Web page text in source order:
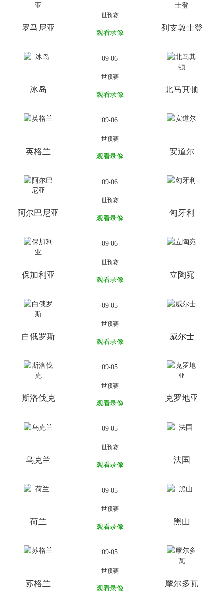
罗马尼亚
世预赛
观看录像
列支敦士登
冰岛
09-06
世预赛
观看录像
北马其顿
英格兰
09-06
世预赛
观看录像
安道尔
阿尔巴尼亚
09-06
世预赛
观看录像
匈牙利
保加利亚
09-06
世预赛
观看录像
立陶宛
白俄罗斯
09-05
世预赛
观看录像
威尔士
斯洛伐克
09-05
世预赛
观看录像
克罗地亚
乌克兰
09-05
世预赛
观看录像
法国
荷兰
09-05
世预赛
观看录像
黑山
苏格兰
09-05
世预赛
观看录像
摩尔多瓦